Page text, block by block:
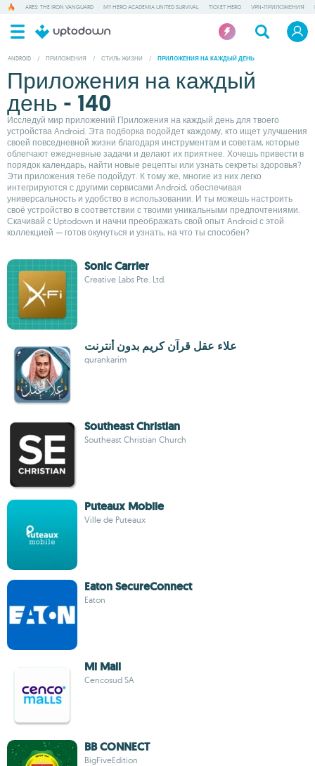
ARES: THE IRON VANGUARD MY HERO ACADEMIA UNITED SURVIVAL TICKET HERO VPN-ПРИЛОЖЕНИЯ
ANDROID / ПРИЛОЖЕНИЯ / СТИЛЬ ЖИЗНИ / ПРИЛОЖЕНИЯ НА КАЖДЫЙ ДЕНЬ
Приложения на каждый
день - 140
Исследуй мир приложений Приложения на каждый день для твоего
устройства Android. Эта подборка подойдет каждому, кто ищет улучшения
своей повседневной жизни благодаря инструментам и советам, которые
облегчают ежедневные задачи и делают их приятнее. Хочешь привести в
порядок календарь, найти новые рецепты или узнать секреты здоровья?
Эти приложения тебе подойдут. К тому же, многие из них легко
интегрируются с другими сервисами Android, обеспечивая
универсальность и удобство в использовании. И ты можешь настроить
своё устройство в соответствии с твоими уникальными предпочтениями.
Скачивай с Uptodown и начни преображать свой опыт Android с этой
коллекцией — готов окунуться и узнать, на что ты способен?
Sonic Carrier
Creative Labs Pte. Ltd.
علاء عقل قرآن كريم بدون أنترنت
qurankarim
Southeast Christian
Southeast Christian Church
Puteaux Mobile
Ville de Puteaux
Eaton SecureConnect
Eaton
Mi Mall
Cencosud SA
BB CONNECT
BigFiveEdition